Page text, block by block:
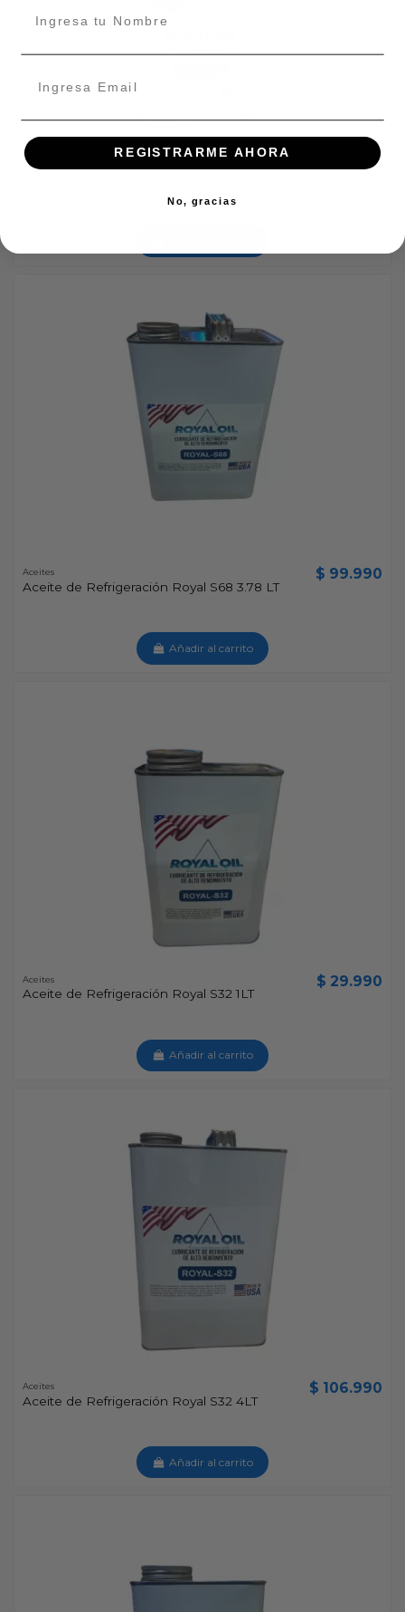
Aceites $ 27.990
Aceites
Aceite de Refrigeración Royal S68 3.78 LT
$ 99.990
Añadir al carrito
Aceites
Aceite de Refrigeración Royal S32 1LT
$ 29.990
Añadir al carrito
Aceites
Aceite de Refrigeración Royal S32 4LT
$ 106.990
Añadir al carrito
REGISTRARME AHORA
No, gracias